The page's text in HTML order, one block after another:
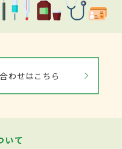
わせはこちら
いて